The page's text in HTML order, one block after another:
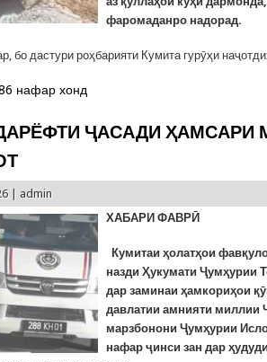
фаромаданро надорад.
бо дастури роҳбарияти Кумита гурӯҳи
ХАБАРИ ФАВРӢ НАҶОТДИҲАНДАГОН ЯК
ДОДАНД
нафар хонд
ҶАСАДИ ҲАМСАРИ
| admin
ХАБАРИ ФАВРӢ
Кумитаи ҳолатҳои
назди Ҳукумати Ҷумҳурии
дар заминаи ҳамкориҳои
давлатии амнияти миллии
марзбонони Ҷумҳурии
нафар ҷинси зан дар